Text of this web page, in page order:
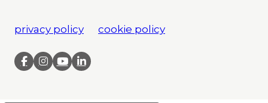
privacy policy cookie policy